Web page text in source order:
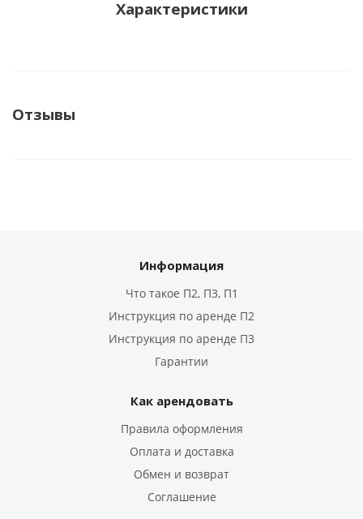
Характеристики
Отзывы
Информация
Что такое П2, П3, П1
Инструкция по аренде П2
Инструкция по аренде П3
Гарантии
Как арендовать
Правила оформления
Оплата и доставка
Обмен и возврат
Соглашение